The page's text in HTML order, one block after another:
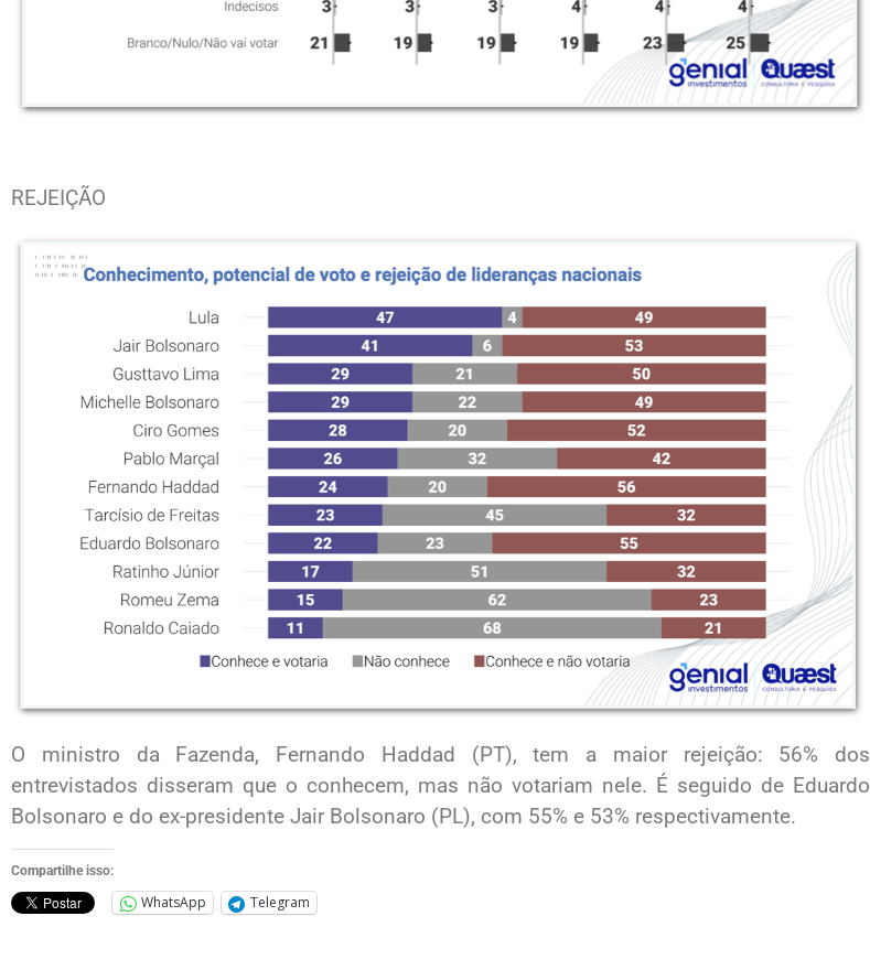
REJEIÇÃO
O ministro da Fazenda, Fernando Haddad (PT), tem a maior rejeição: 56% dos
entrevistados disseram que o conhecem, mas não votariam nele. É seguido de Eduardo
Bolsonaro e do ex-presidente Jair Bolsonaro (PL), com 55% e 53% respectivamente.
Compartilhe isso:
WhatsApp Telegram